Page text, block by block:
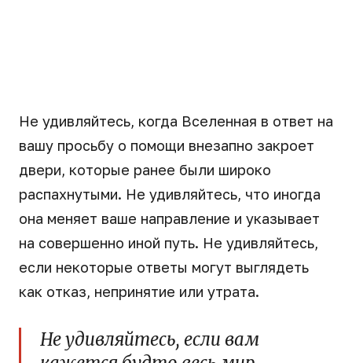
Не удивляйтесь, когда Вселенная в ответ на
вашу просьбу о помощи внезапно закроет
двери, которые ранее были широко
распахнутыми. Не удивляйтесь, что иногда
она меняет ваше направление и указывает
на совершенно иной путь. Не удивляйтесь,
если некоторые ответы могут выглядеть
как отказ, непринятие или утрата.
Не удивляйтесь, если вам